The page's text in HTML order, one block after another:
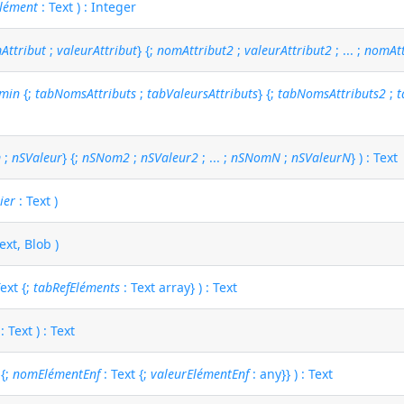
: Text ) : Integer
;valeurAttribut} {;nomAttribut2 ;valeurAttribut2 ; ... ;
{;tabNomsAttributs ;tabValeursAttributs} {;tabNomsAttributs2 ;
;nSValeur} {;nSNom2 ;nSValeur2 ; ... ;nSNomN ;nSValeurN} ) : Text
: Text )
Blob )
{;tabRefEléments : Text array} ) : Text
Text ) : Text
{;nomElémentEnf: Text {;valeurElémentEnf: any}} ) : Text